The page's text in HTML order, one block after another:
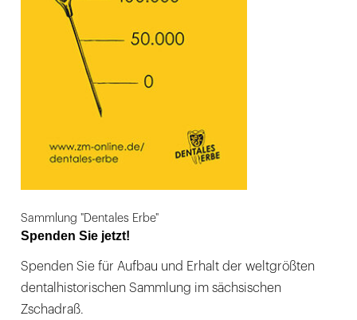
Sammlung "Dentales Erbe"
Spenden Sie jetzt!
Spenden Sie für Aufbau und Erhalt der weltgrößten
dentalhistorischen Sammlung im sächsischen
Zschadraß.